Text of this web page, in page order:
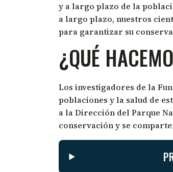
y a largo plazo de la
a largo plazo, nuestros
para garantizar su
¿QUÉ
Los investigadores de la
poblaciones y la salud de
a la Dirección del Parque
conservación y se